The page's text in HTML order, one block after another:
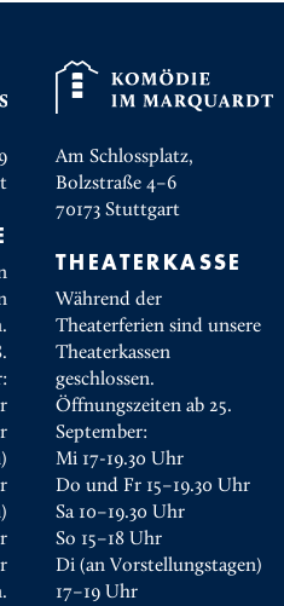
Am Schlossplatz,
Bolzstraße 4–6
70173 Stuttgart
THEATERKASSE
Während der
Theaterferien sind unsere
Theaterkassen
geschlossen.
Öffnungszeiten ab 25.
September:
Mi 17-19.30 Uhr
Do und Fr 15–19.30 Uhr
Sa 10–19.30 Uhr
So 15–18 Uhr
Di (an Vorstellungstagen)
17–19 Uhr